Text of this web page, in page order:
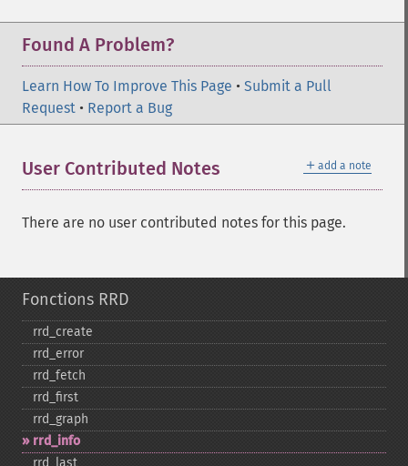
Found A Problem?
Learn How To Improve This Page • Submit a Pull
Request • Report a Bug
＋ add a note
User Contributed Notes
There are no user contributed notes for this page.
Fonctions RRD
rrd_​create
rrd_​error
rrd_​fetch
rrd_​first
rrd_​graph
rrd_​info
rrd_​last